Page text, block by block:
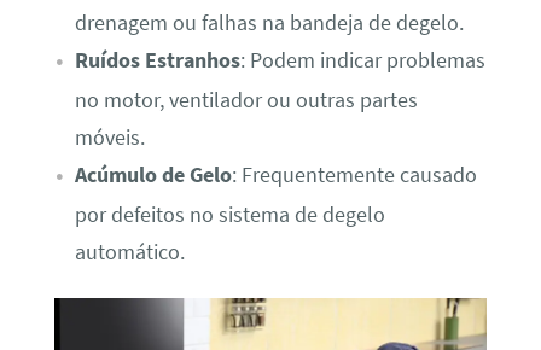
drenagem ou falhas na bandeja de degelo.
Ruídos Estranhos: Podem indicar problemas
no motor, ventilador ou outras partes
móveis.
Acúmulo de Gelo: Frequentemente causado
por defeitos no sistema de degelo
automático.